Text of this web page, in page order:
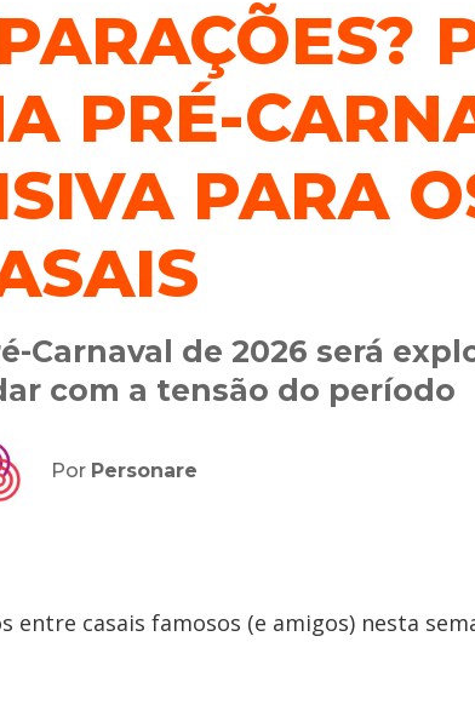
PRÉ-
PARA
Carnaval de 2026 será
com a tensão do período
Por Personare
entre casais famosos (e amigos) nesta